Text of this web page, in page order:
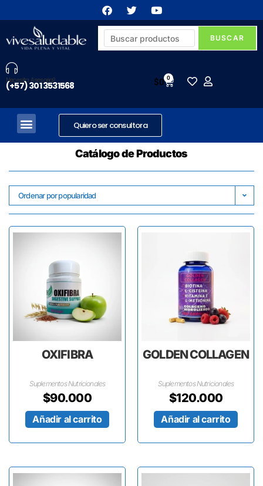
Necesita Asesoria?
(+57) 301 3531568 $0 0
Quiero ser consultora
Catálogo de Productos
Ordenar por popularidad
OXIFIBRA
Suplementos Nutricionales
$90.000
Añadir al carrito
GOLDEN COLLAGEN
Suplementos Nutricionales
$120.000
Añadir al carrito